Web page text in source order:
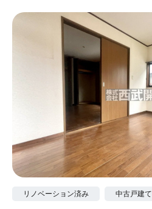
リノベーション済み 中古戸建て